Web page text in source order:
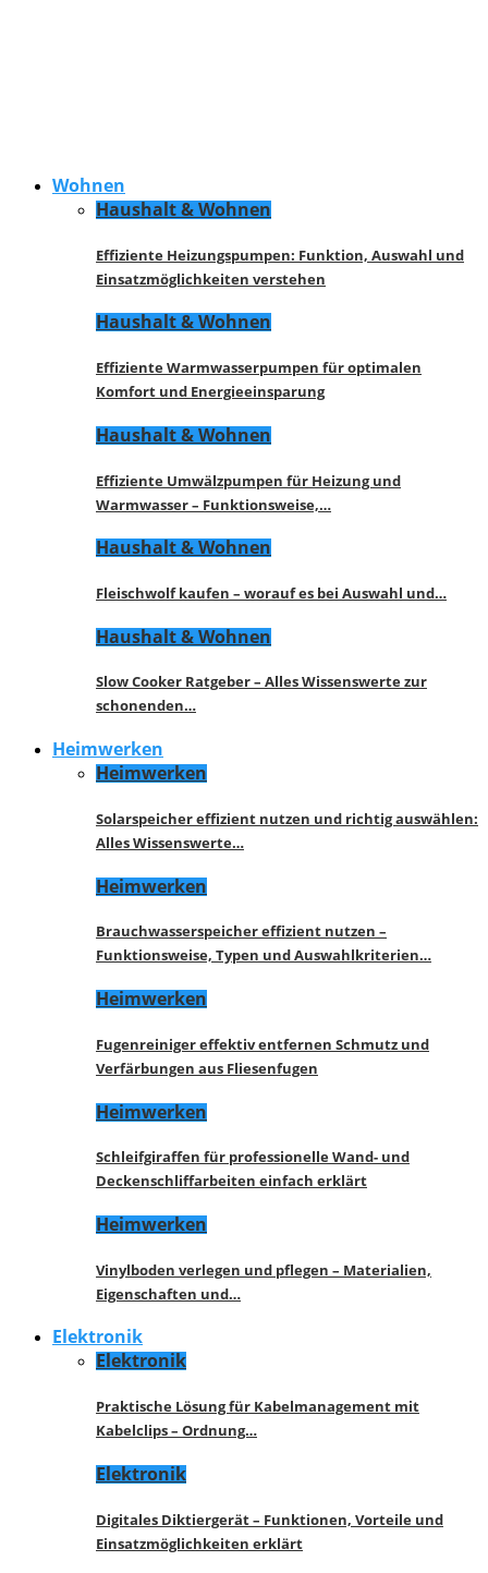
Wohnen
Haushalt & Wohnen
Effiziente Heizungspumpen: Funktion, Auswahl und
Einsatzmöglichkeiten verstehen
Haushalt & Wohnen
Effiziente Warmwasserpumpen für optimalen
Komfort und Energieeinsparung
Haushalt & Wohnen
Effiziente Umwälzpumpen für Heizung und
Warmwasser – Funktionsweise,…
Haushalt & Wohnen
Fleischwolf kaufen – worauf es bei Auswahl und…
Haushalt & Wohnen
Slow Cooker Ratgeber – Alles Wissenswerte zur
schonenden…
Heimwerken
Heimwerken
Solarspeicher effizient nutzen und richtig auswählen:
Alles Wissenswerte…
Heimwerken
Brauchwasserspeicher effizient nutzen –
Funktionsweise, Typen und Auswahlkriterien…
Heimwerken
Fugenreiniger effektiv entfernen Schmutz und
Verfärbungen aus Fliesenfugen
Heimwerken
Schleifgiraffen für professionelle Wand- und
Deckenschliffarbeiten einfach erklärt
Heimwerken
Vinylboden verlegen und pflegen – Materialien,
Eigenschaften und…
Elektronik
Elektronik
Praktische Lösung für Kabelmanagement mit
Kabelclips – Ordnung…
Elektronik
Digitales Diktiergerät – Funktionen, Vorteile und
Einsatzmöglichkeiten erklärt